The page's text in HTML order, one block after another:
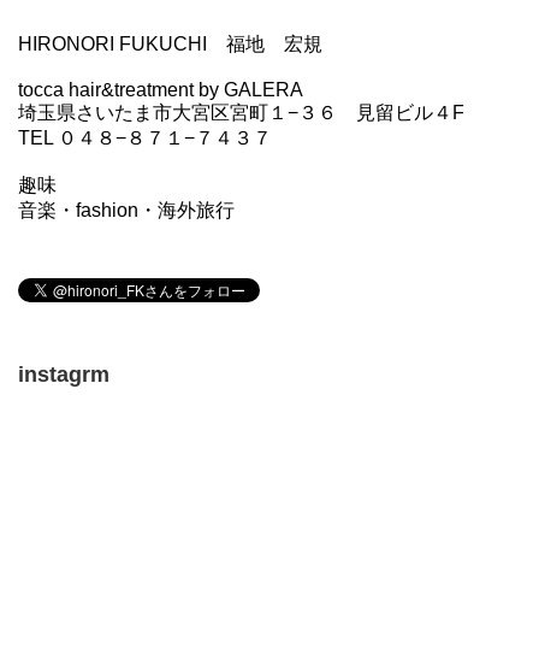
HIRONORI FUKUCHI 福地 宏規
tocca hair&treatment by GALERA
埼玉県さいたま市大宮区宮町１−３６ 見留ビル４F
TEL ０４８−８７１−７４３７
趣味
音楽・fashion・海外旅行
instagrm